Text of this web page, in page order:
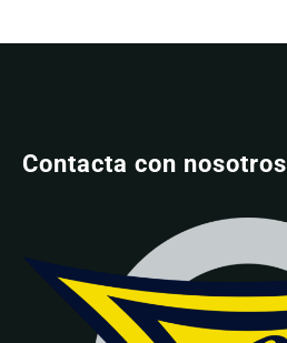
Contacta con nosotros